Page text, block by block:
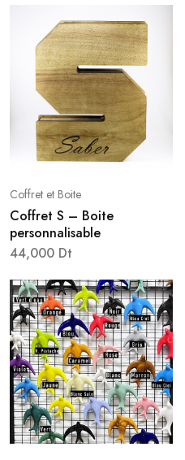
Coffret et Boite
Coffret S – Boite
personnalisable
44,000 Dt